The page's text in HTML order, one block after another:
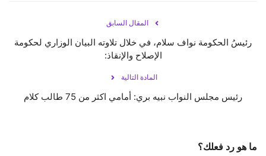
المقال السابق
رئيسُ الحكومة نواف سلام، في خلال تلاوته البيان الوزاري لحكومة
الإصلاح والإنقاذ:
المادة التالية
رئيس مجلس النواب ⁧‫نبيه بري‬⁩: أمامي اكثر من 75 طالب كلام
ما هو رد فعلك؟